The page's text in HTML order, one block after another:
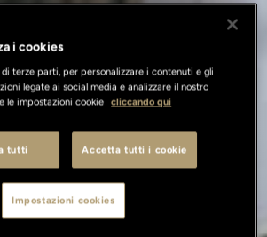
i cookies
terze parti, per personalizzare i contenuti e gli
legate ai social media e analizzare il nostro
le impostazioni cookie cliccando qui
tutti Accetta tutti i cookie
Impostazioni cookies